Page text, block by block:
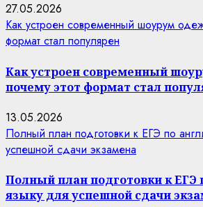
27.05.2026
Как устроен современный шоурум
формат стал популярен
Как устроен современный
почему этот формат стал
13.05.2026
Полный план подготовки к ЕГЭ по
успешной сдачи экзамена
Полный план подготовки к ЕГЭ
языку для успешной сдачи